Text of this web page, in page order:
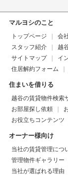
マルヨシのこと
トップページ 会
スタッフ紹介
越
サイトマップ
イ
住居解約フォーム
住まいを借りる
越谷の賃貸物件検索
お部屋探し依頼
お役立ちコンテンツ
オーナー様向け
当社の賃貸管理につ
管理物件ギャラリー
当社が選ばれる理由